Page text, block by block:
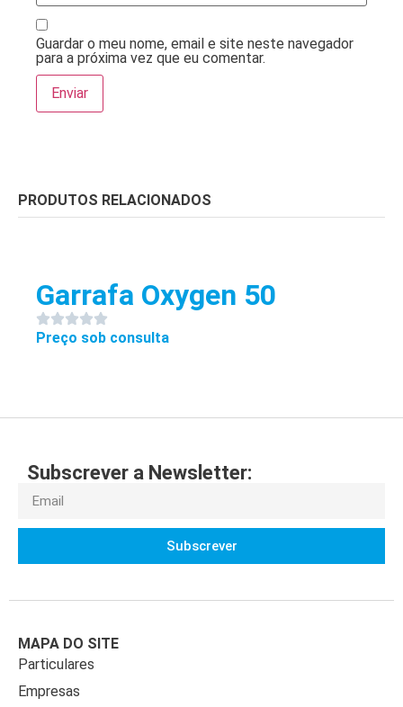
Guardar o meu nome, email e site neste navegador
para a próxima vez que eu comentar.
PRODUTOS RELACIONADOS
Garrafa Oxygen 50
Preço sob consulta
Subscrever a Newsletter:
Subscrever
MAPA DO SITE
Particulares
Empresas